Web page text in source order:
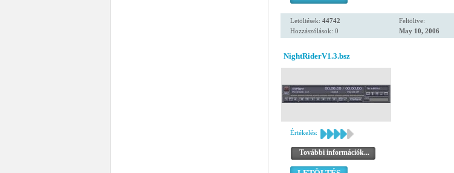
Letöltések: 44742
Hozzászólások: 0
Feltöltve:
May 10, 2006
NightRiderV1.3.bsz
Értékelés:
További információk...